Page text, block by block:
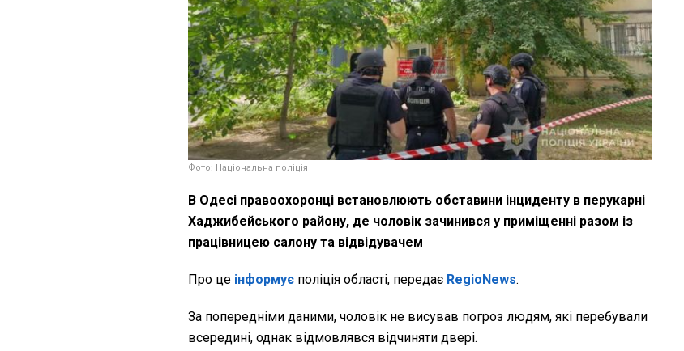
Фото: Національна поліція
В Одесі правоохоронці встановлюють обставини інциденту в перукарні
Хаджибейського району, де чоловік зачинився у приміщенні разом із
працівницею салону та відвідувачем
Про це інформує поліція області, передає RegioNews.
За попередніми даними, чоловік не висував погроз людям, які перебували
всередині, однак відмовлявся відчиняти двері.